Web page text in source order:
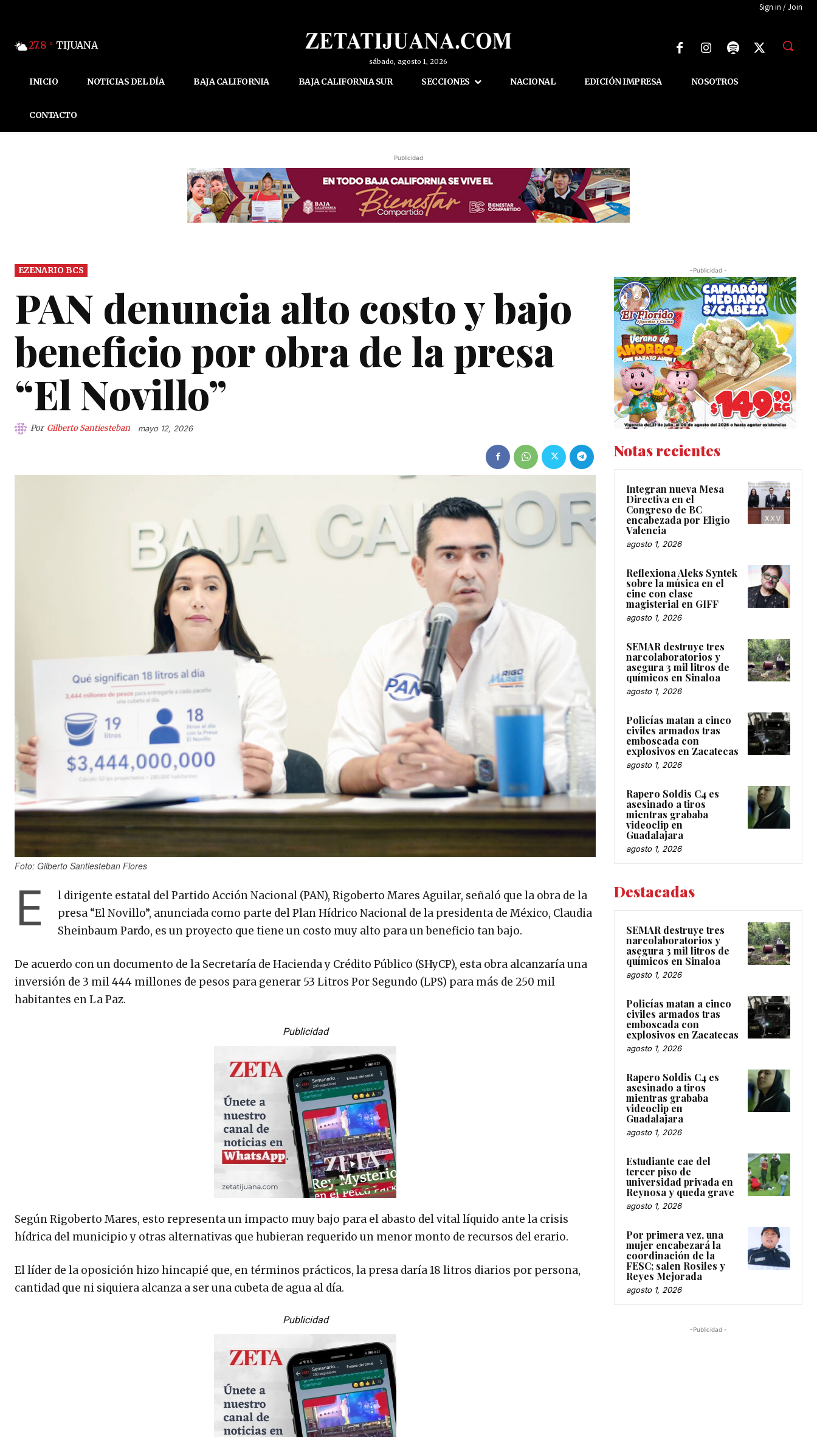
Sign in / Join
27.8 C TIJUANA
sábado, agosto 1, 2026
INICIO NOTICIAS DEL DÍA BAJA CALIFORNIA BAJA CALIFORNIA SUR SECCIONES NACIONAL EDICIÓN IMPRESA NOSOTROS
CONTACTO
Publicidad
EZENARIO BCS
PAN denuncia alto costo y bajo
beneficio por obra de la presa
“El Novillo”
Por Gilberto Santiesteban mayo 12, 2026
Foto: Gilberto Santiesteban Flores
E
l dirigente estatal del Partido Acción Nacional (PAN), Rigoberto Mares Aguilar, señaló que la obra de la
presa “El Novillo”, anunciada como parte del Plan Hídrico Nacional de la presidenta de México, Claudia
Sheinbaum Pardo, es un proyecto que tiene un costo muy alto para un beneficio tan bajo.
De acuerdo con un documento de la Secretaría de Hacienda y Crédito Público (SHyCP), esta obra alcanzaría una
inversión de 3 mil 444 millones de pesos para generar 53 Litros Por Segundo (LPS) para más de 250 mil
habitantes en La Paz.
Publicidad
Según Rigoberto Mares, esto representa un impacto muy bajo para el abasto del vital líquido ante la crisis
hídrica del municipio y otras alternativas que hubieran requerido un menor monto de recursos del erario.
El líder de la oposición hizo hincapié que, en términos prácticos, la presa daría 18 litros diarios por persona,
cantidad que ni siquiera alcanza a ser una cubeta de agua al día.
Publicidad
-Publicidad -
Notas recientes
Integran nueva Mesa
Directiva en el
Congreso de BC
encabezada por Eligio
Valencia
agosto 1, 2026
Reflexiona Aleks Syntek
sobre la música en el
cine con clase
magisterial en GIFF
agosto 1, 2026
SEMAR destruye tres
narcolaboratorios y
asegura 3 mil litros de
químicos en Sinaloa
agosto 1, 2026
Policías matan a cinco
civiles armados tras
emboscada con
explosivos en Zacatecas
agosto 1, 2026
Rapero Soldis C4 es
asesinado a tiros
mientras grababa
videoclip en
Guadalajara
agosto 1, 2026
Destacadas
SEMAR destruye tres
narcolaboratorios y
asegura 3 mil litros de
químicos en Sinaloa
agosto 1, 2026
Policías matan a cinco
civiles armados tras
emboscada con
explosivos en Zacatecas
agosto 1, 2026
Rapero Soldis C4 es
asesinado a tiros
mientras grababa
videoclip en
Guadalajara
agosto 1, 2026
Estudiante cae del
tercer piso de
universidad privada en
Reynosa y queda grave
agosto 1, 2026
Por primera vez, una
mujer encabezará la
coordinación de la
FESC; salen Rosiles y
Reyes Mejorada
agosto 1, 2026
-Publicidad -